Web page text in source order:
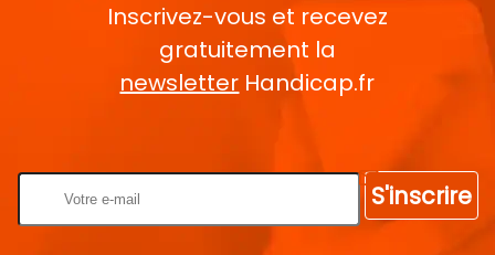
Inscrivez-vous et recevez
gratuitement la
newsletter Handicap.fr
S'inscrire